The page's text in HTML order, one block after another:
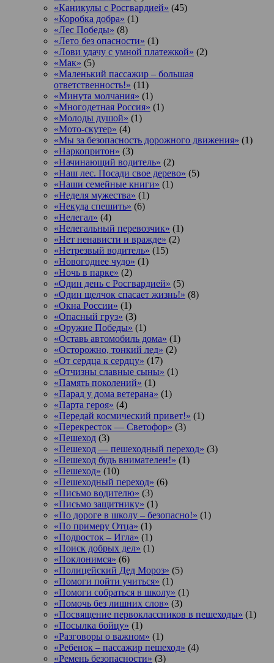
«Каникулы с Росгвардией» (45)
«Коробка добра» (1)
«Лес Победы» (8)
«Лето без опасности» (1)
«Лови удачу с умной платежкой» (2)
«Мак» (5)
«Маленький пассажир – большая
ответственность!» (11)
«Минута молчания» (1)
«Многодетная Россия» (1)
«Молоды душой» (1)
«Мото-скутер» (4)
«Мы за безопасность дорожного движения» (1)
«Наркопритон» (3)
«Начинающий водитель» (2)
«Наш лес. Посади свое дерево» (5)
«Наши семейные книги» (1)
«Неделя мужества» (1)
«Некуда спешить» (6)
«Нелегал» (4)
«Нелегальный перевозчик» (1)
«Нет ненависти и вражде» (2)
«Нетрезвый водитель» (15)
«Новогоднее чудо» (1)
«Ночь в парке» (2)
«Один день с Росгвардией» (5)
«Один щелчок спасает жизнь!» (8)
«Окна России» (1)
«Опасный груз» (3)
«Оружие Победы» (1)
«Оставь автомобиль дома» (1)
«Осторожно, тонкий лед» (2)
«От сердца к сердцу» (17)
«Отчизны славные сыны» (1)
«Память поколений» (1)
«Парад у дома ветерана» (1)
«Парта героя» (4)
«Передай космический привет!» (1)
«Перекресток — Светофор» (3)
«Пешеход (3)
«Пешеход — пешеходный переход» (3)
«Пешеход будь внимателен!» (1)
«Пешеход» (10)
«Пешеходный переход» (6)
«Письмо водителю» (3)
«Письмо защитнику» (1)
«По дороге в школу – безопасно!» (1)
«По примеру Отца» (1)
«Подросток ‒ Игла» (1)
«Поиск добрых дел» (1)
«Поклонимся» (6)
«Полицейский Дед Мороз» (5)
«Помоги пойти учиться» (1)
«Помоги собраться в школу» (1)
«Помочь без лишних слов» (3)
«Посвящение первоклассников в пешеходы» (1)
«Посылка бойцу» (1)
«Разговоры о важном» (1)
«Ребенок – пассажир пешеход» (4)
«Ремень безопасности» (3)